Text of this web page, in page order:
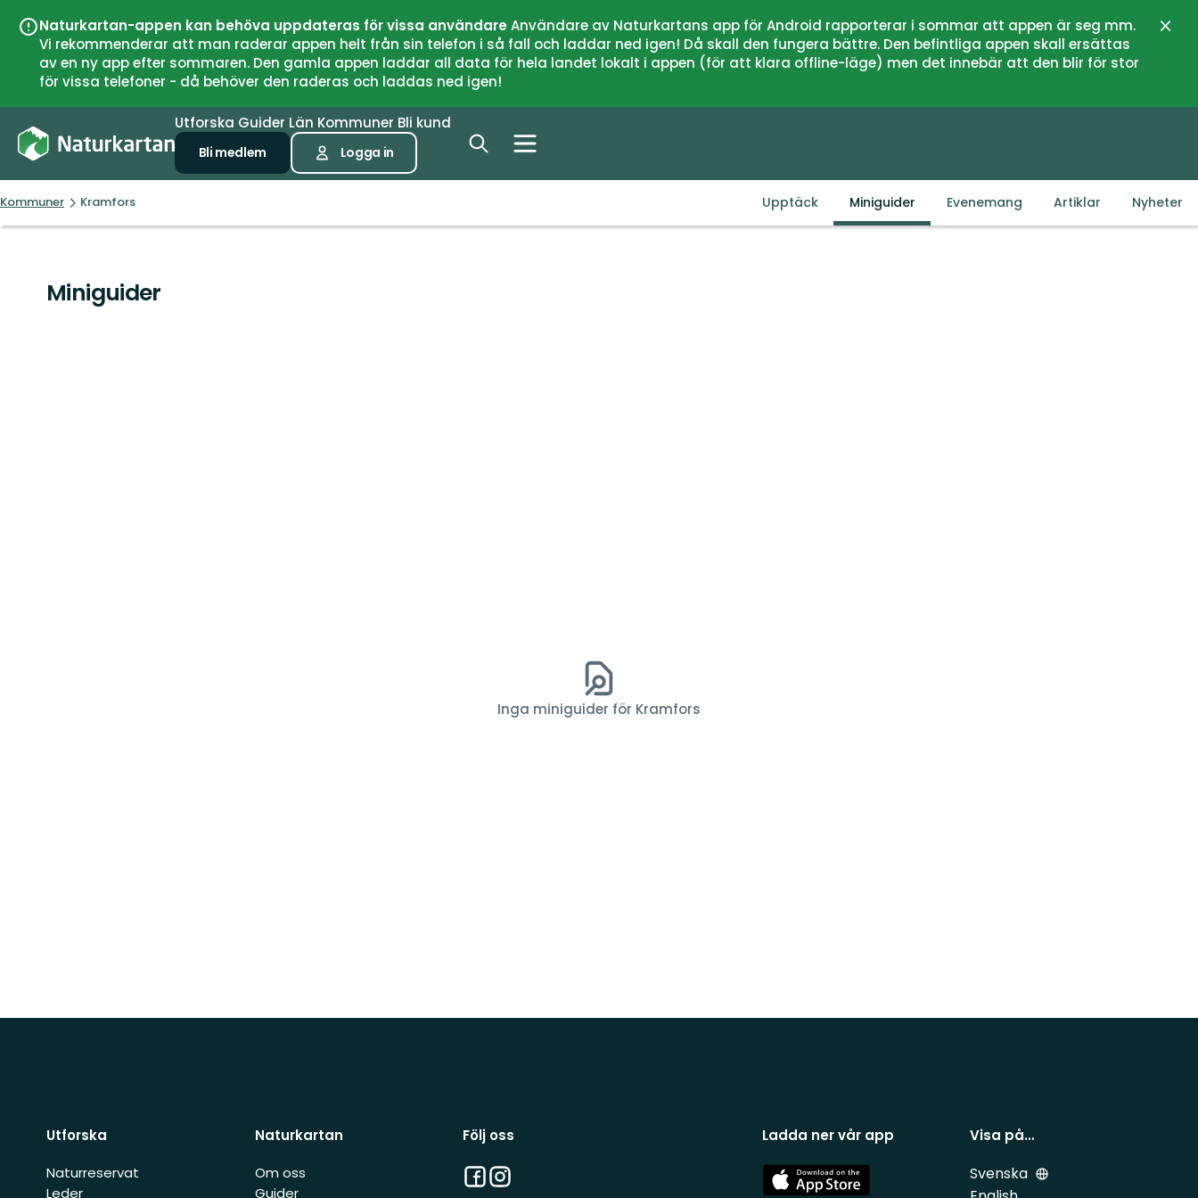
Naturkartan-appen kan behöva uppdateras för vissa användareAnvändare av Naturkartans app för Android rapporterar i sommar att appen är seg mm.
Vi rekommenderar att man raderar appen helt från sin telefon i så fall och laddar ned igen! Då skall den fungera bättre. Den befintliga appen skall ersättas
av en ny app efter sommaren. Den gamla appen laddar all data för hela landet lokalt i appen (för att klara offline-läge) men det innebär att den blir för stor
för vissa telefoner - då behöver den raderas och laddas ned igen!
Utforska Guider Län Kommuner Bli kund
Bli medlem Logga in
Kommuner Kramfors Upptäck Miniguider Evenemang Artiklar Nyheter
Miniguider
Inga miniguider för Kramfors
Utforska
Naturreservat
Leder
Naturkartan
Om oss
Guider
Följ oss
Facebook
Instagram
Ladda ner vår app
App
Store
Visa på…
Svenska